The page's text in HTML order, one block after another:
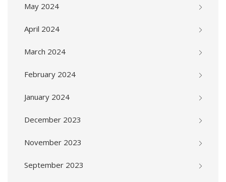
May 2024
April 2024
March 2024
February 2024
January 2024
December 2023
November 2023
September 2023